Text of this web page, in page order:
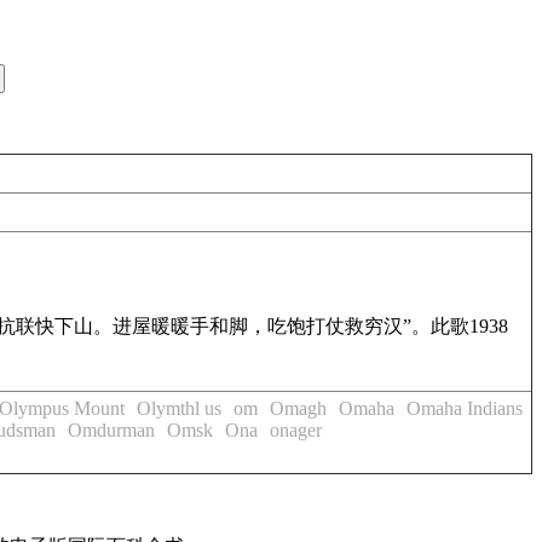
快下山。进屋暖暖手和脚，吃饱打仗救穷汉”。此歌1938
Olympus Mount Olymthl us om Omagh Omaha
Omaha Indians
Omdurman Omsk Ona
onager